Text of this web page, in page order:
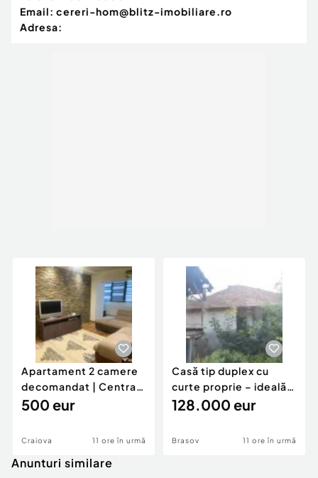
Email: cereri-hom@blitz-imobiliare.ro
Adresa:
Apartament 2 camere
decomandat | Centrală
proprie | 60 mp |
500 eur
Craiova 11 ore în urmă
Casă tip duplex cu
curte proprie – ideală
pentru renovar
128.000 eur
Brasov 11 ore în urmă
Anunturi similare